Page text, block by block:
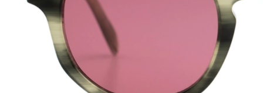
40 mm
Lęšio aukštis
49 mm
Lęšio plotis